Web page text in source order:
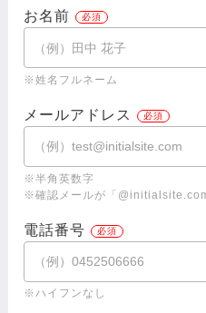
お名前
※姓名フルネーム
メールアドレス
※半角英数字
※確認メールが「@initialsite.com
電話番号
※ハイフンなし